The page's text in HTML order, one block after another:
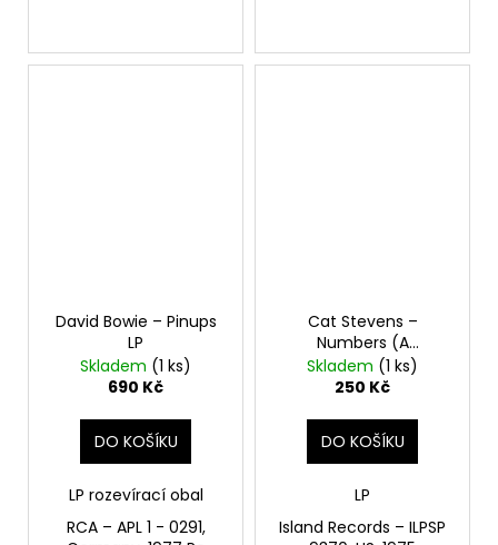
David Bowie – Pinups
LP
Skladem (1 ks)
690 Kč
DO KOŠÍKU
LP rozevírací obal
RCA – APL 1 - 0291,
Cat Stevens –
Numbers (A
Pythagorean Theory
Tale) LP
Skladem (1 ks)
250 Kč
DO KOŠÍKU
LP
Island Records – ILPSP